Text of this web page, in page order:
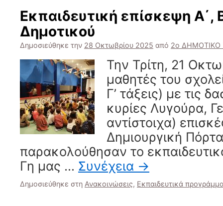
Εκπαιδευτική επίσκεψη Α΄,
Δημοτικού
Δημοσιεύθηκε την 28 Οκτωβρίου 2025 από 2ο
Την Τρίτη, 21
μαθητές του
Γ’ τάξεις) με τις
κυρίες Λυγούρα,
αντίστοιχα)
Δημιουργική
παρακολούθησαν το
Γη μας … Συνέχεια →
Δημοσιεύθηκε στη Ανακοινώσεις, Εκπαιδευτικά